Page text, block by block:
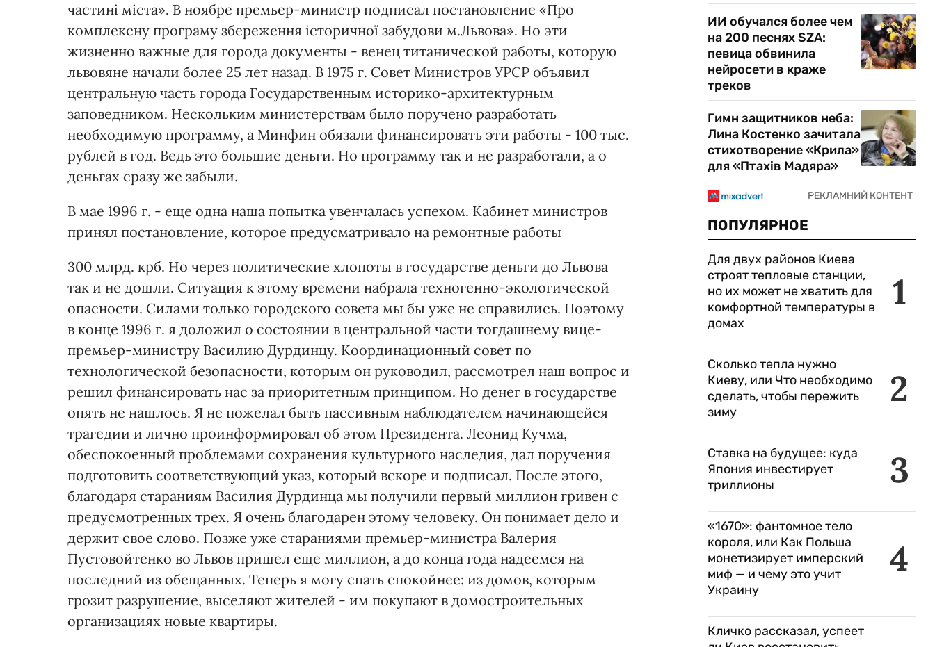
частині міста». В ноябре премьер-министр подписал постановление «Про
комплексну програму збереження історичної забудови м.Львова». Но эти
жизненно важные для города документы - венец титанической работы, которую
львовяне начали более 25 лет назад. В 1975 г. Совет Министров УРСР объявил
центральную часть города Государственным историко-архитектурным
заповедником. Нескольким министерствам было поручено разработать
необходимую программу, а Минфин обязали финансировать эти работы - 100 тыс.
рублей в год. Ведь это большие деньги. Но программу так и не разработали, а о
деньгах сразу же забыли.
В мае 1996 г. - еще одна наша попытка увенчалась успехом. Кабинет министров
принял постановление, которое предусматривало на ремонтные работы
300 млрд. крб. Но через политические хлопоты в государстве деньги до Львова
так и не дошли. Ситуация к этому времени набрала техногенно-экологической
опасности. Силами только городского совета мы бы уже не справились. Поэтому
в конце 1996 г. я доложил о состоянии в центральной части тогдашнему вице-
премьер-министру Василию Дурдинцу. Координационный совет по
технологической безопасности, которым он руководил, рассмотрел наш вопрос и
решил финансировать нас за приоритетным принципом. Но денег в государстве
опять не нашлось. Я не пожелал быть пассивным наблюдателем начинающейся
трагедии и лично проинформировал об этом Президента. Леонид Кучма,
обеспокоенный проблемами сохранения культурного наследия, дал поручения
подготовить соответствующий указ, который вскоре и подписал. После этого,
благодаря стараниям Василия Дурдинца мы получили первый миллион гривен с
предусмотренных трех. Я очень благодарен этому человеку. Он понимает дело и
держит свое слово. Позже уже стараниями премьер-министра Валерия
Пустовойтенко во Львов пришел еще миллион, а до конца года надеемся на
последний из обещанных. Теперь я могу спать спокойнее: из домов, которым
грозит разрушение, выселяют жителей - им покупают в домостроительных
организациях новые квартиры.
ИИ обучался более чем
на 200 песнях SZA:
певица обвинила
нейросети в краже
треков
Гимн защитников неба:
Лина Костенко зачитала
стихотворение «Крила»
для «Птахів Мадяра»
ПОПУЛЯРНОЕ
1
Для двух районов Киева
строят тепловые станции,
но их может не хватить для
комфортной температуры в
домах
2
Сколько тепла нужно
Киеву, или Что необходимо
сделать, чтобы пережить
зиму
3
Ставка на будущее: куда
Япония инвестирует
триллионы
4
«1670»: фантомное тело
короля, или Как Польша
монетизирует имперский
миф — и чему это учит
Украину
Кличко рассказал, успеет